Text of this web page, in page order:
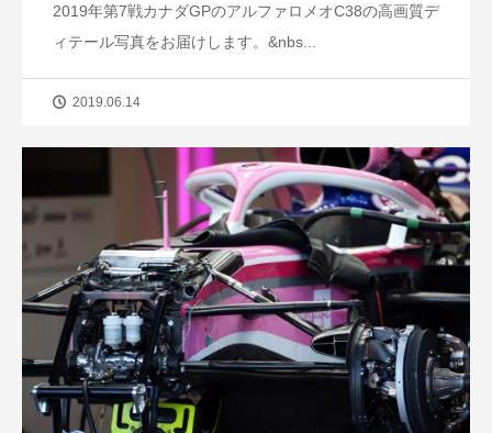
2019年第7戦カナダGPのアルファロメオC38の高画質デ
ィテール写真をお届けします。&nbs...
2019.06.14